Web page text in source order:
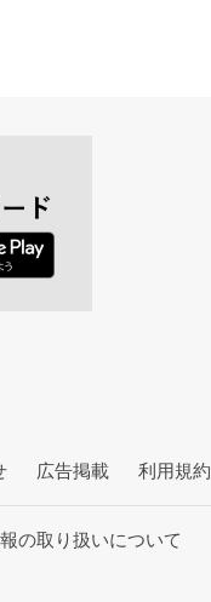
広告掲載 利用規約
の取り扱いについて